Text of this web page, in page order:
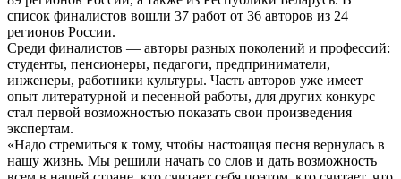
список финалистов вошли 37 работ от 36 авторов из 24
регионов России.
Среди финалистов — авторы разных поколений и профессий:
студенты, пенсионеры, педагоги, предприниматели,
инженеры, работники культуры. Часть авторов уже имеет
опыт литературной и песенной работы, для других конкурс
стал первой возможностью показать свои произведения
экспертам.
«Надо стремиться к тому, чтобы настоящая песня вернулась в
нашу жизнь. Мы решили начать со слов и дать возможность